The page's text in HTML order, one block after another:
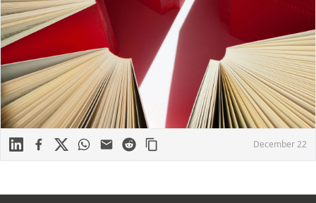
LinkedinFacebook
X WhatsApp
Mail Reddit December 22